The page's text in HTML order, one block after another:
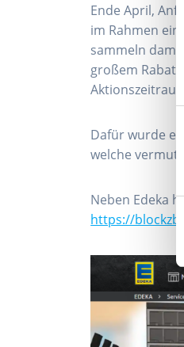
Ende April,
im Rahmen
sammeln
großem
Dafür wurde
welche
Neben Edeka
https://